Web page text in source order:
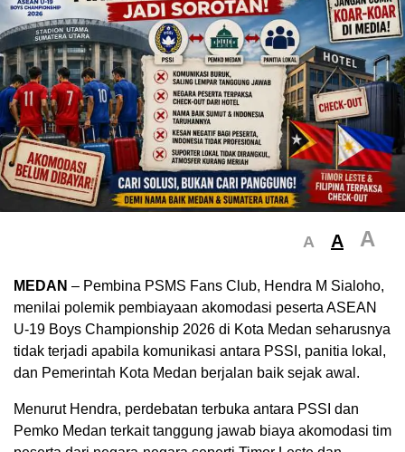
A A A
MEDAN – Pembina PSMS Fans Club, Hendra M Sialoho,
menilai polemik pembiayaan akomodasi peserta ASEAN
U-19 Boys Championship 2026 di Kota Medan seharusnya
tidak terjadi apabila komunikasi antara PSSI, panitia lokal,
dan Pemerintah Kota Medan berjalan baik sejak awal.
Menurut Hendra, perdebatan terbuka antara PSSI dan
Pemko Medan terkait tanggung jawab biaya akomodasi tim